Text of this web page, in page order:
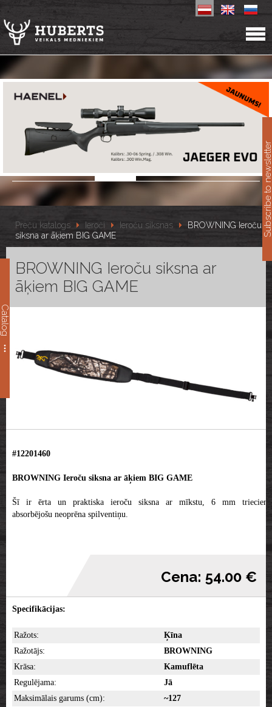
Catalog
Preču katalogs Ieroči Ieroču siksnas
BROWNING Ieroču
siksna ar āķiem BIG GAME
BROWNING Ieroču siksna ar
āķiem BIG GAME
#12201460
BROWNING Ieroču siksna ar āķiem BIG GAME
Šī ir ērta un praktiska ieroču siksna ar mīkstu, 6 mm triecienu
absorbējošu neoprēna spilventiņu.
Cena: 54.00 €
Specifikācijas:
Ražots:
Ķīna
Ražotājs:
BROWNING
Krāsa:
Kamuflēta
Regulējama:
Jā
Maksimālais garums (cm):
~127
Subscribe